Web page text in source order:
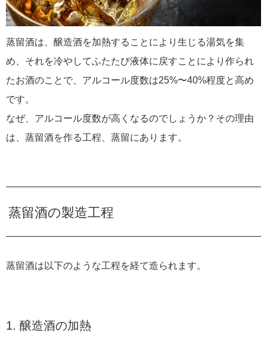
蒸留酒は、醸造酒を加熱することにより生じる湯気を集
め、それを冷やしてふたたび液体に戻すことにより作られ
たお酒のことで、アルコール度数は25%〜40%程度と高め
です。
なぜ、アルコール度数が高くなるのでしょうか？その理由
は、蒸留酒を作る工程、蒸留にあります。
蒸留酒の製造工程
蒸留酒は以下のような工程を経て造られます。
1. 醸造酒の加熱